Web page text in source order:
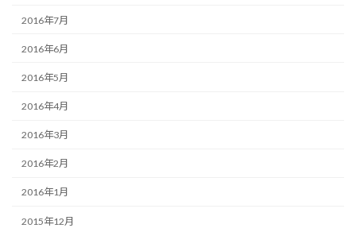
2016年7月
2016年6月
2016年5月
2016年4月
2016年3月
2016年2月
2016年1月
2015年12月